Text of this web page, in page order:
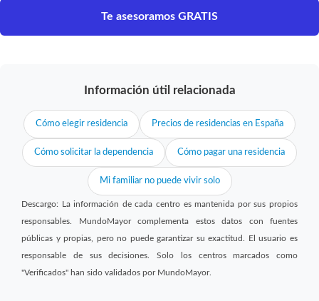
Te asesoramos GRATIS
Información útil relacionada
Cómo elegir residencia Precios de residencias en España
Cómo solicitar la dependencia Cómo pagar una residencia
Mi familiar no puede vivir solo
Descargo: La información de cada centro es mantenida por sus propios
responsables. MundoMayor complementa estos datos con fuentes
públicas y propias, pero no puede garantizar su exactitud. El usuario es
responsable de sus decisiones. Solo los centros marcados como
"Verificados" han sido validados por MundoMayor.